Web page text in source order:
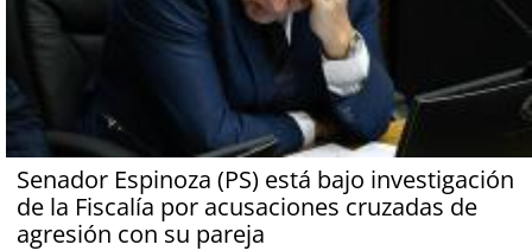
Senador Espinoza (PS) está bajo investigación
de la Fiscalía por acusaciones cruzadas de
agresión con su pareja